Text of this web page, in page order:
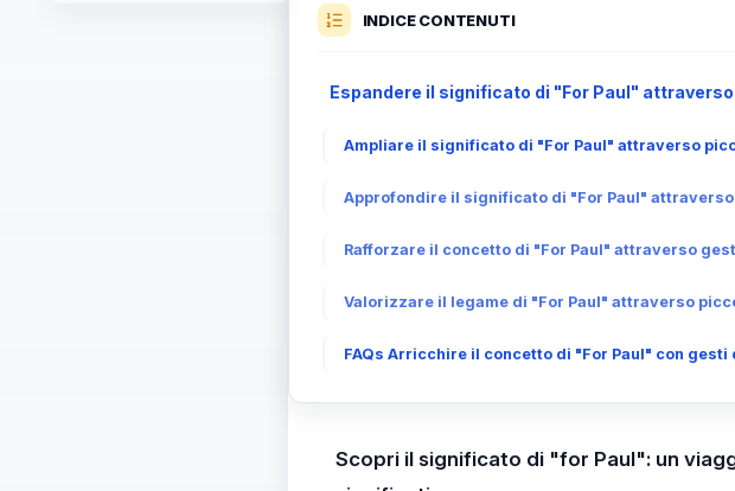
INDICE CONTENUTI
Espandere il significato di "For Paul"
Ampliare il significato di "For Paul" attraverso
Approfondire il significato di "For Paul"
Rafforzare il concetto di "For Paul" attraverso
Valorizzare il legame di "For Paul" attraverso
FAQs Arricchire il concetto di "For Paul" con
Scopri il significato di "for Paul": un